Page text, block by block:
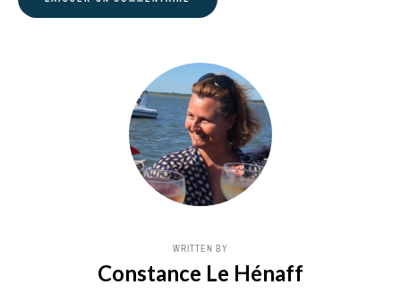
WRITTEN BY
Constance Le Hénaff